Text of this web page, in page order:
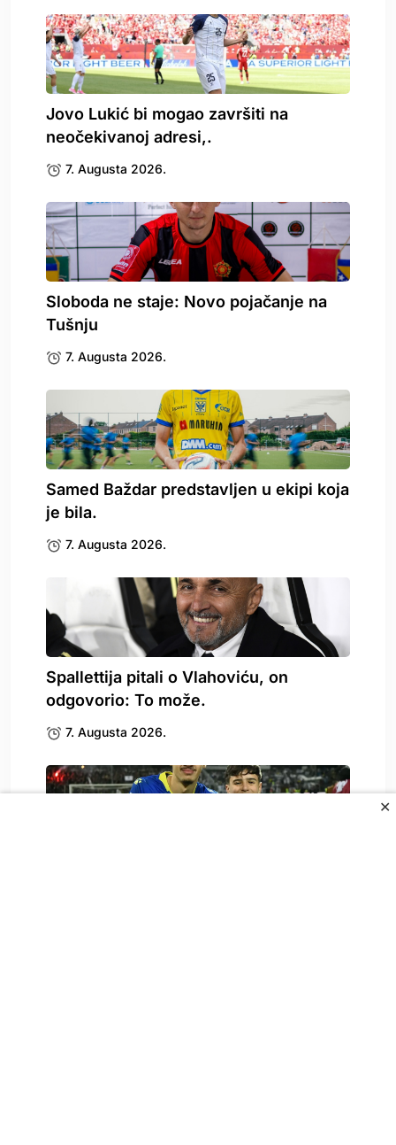
✕
Jovo Lukić bi mogao završiti na
neočekivanoj adresi,.
7. Augusta 2026.
Sloboda ne staje: Novo pojačanje na
Tušnju
7. Augusta 2026.
Samed Baždar predstavljen u ekipi koja
je bila.
7. Augusta 2026.
Spallettija pitali o Vlahoviću, on
odgovorio: To može.
7. Augusta 2026.